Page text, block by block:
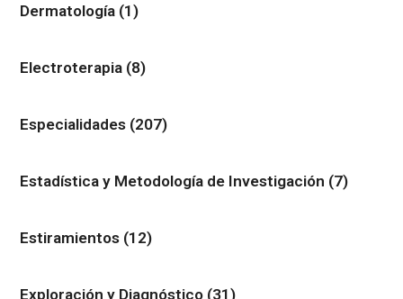
Dermatología (1)
Electroterapia (8)
Especialidades (207)
Estadística y Metodología de Investigación (7)
Estiramientos (12)
Exploración y Diagnóstico (31)